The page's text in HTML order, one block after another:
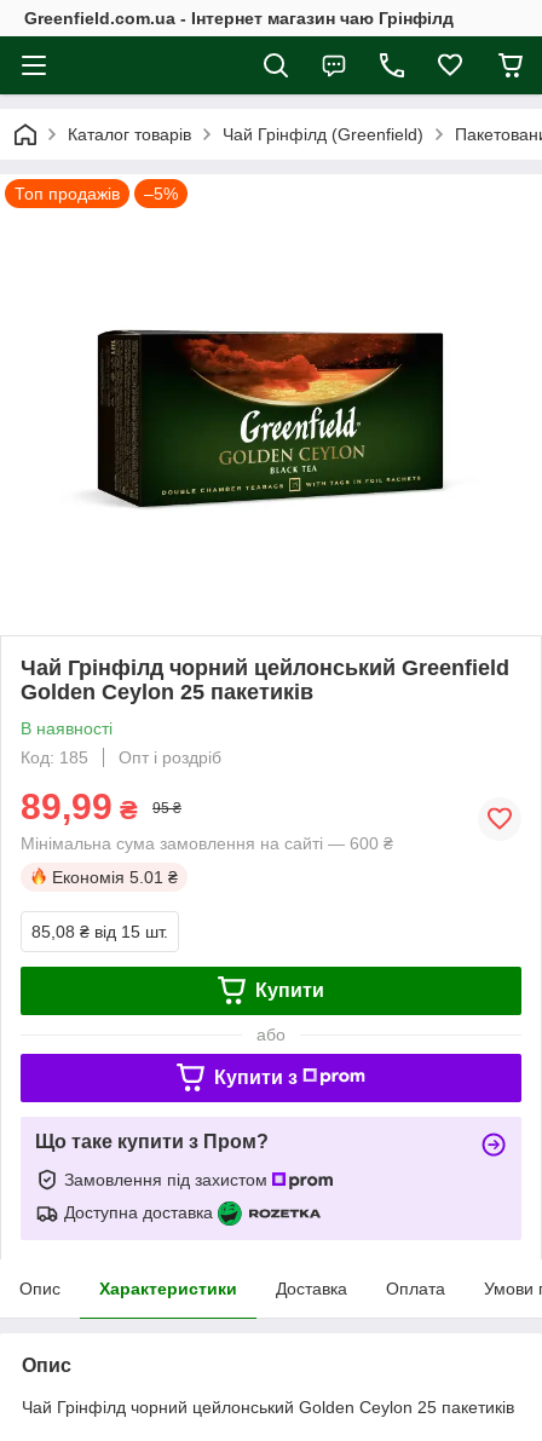
Greenfield.com.ua - Інтернет магазин чаю Грінфілд
Каталог товарів Чай Грінфілд (Greenfield)
Топ продажів –5%
Чай Грінфілд чорний цейлонський Greenfield
Golden Ceylon 25 пакетиків
В наявності
Код: 185
Опт і роздріб
89,99 ₴ 95 ₴
Мінімальна сума замовлення на сайті — 600 ₴
Економія 5.01 ₴
85,08 ₴ від 15 шт.
Купити
або
Купити з
Що таке купити з Пром?
Замовлення під захистом
Доступна доставка
Опис Характеристики Доставка Оплата Умови
Опис
Чай Грінфілд чорний цейлонський Golden Ceylon 25 пакетиків